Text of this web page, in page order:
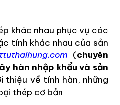
khác nhau phục vụ các
tính khác nhau của sản
(chuyên
hàn nhập khẩu và sản
thiệu về tính hàn, những
thép cơ bản